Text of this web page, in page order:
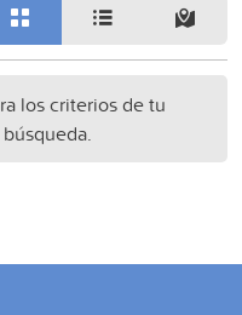
los criterios de tu